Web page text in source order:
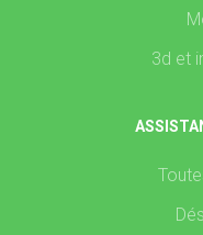
3d et